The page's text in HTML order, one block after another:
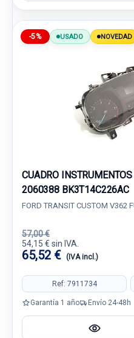
-5% USADO NOVEDAD
CUADRO
2060388 BK3T14C226AC
FORD TRANSIT CUSTOM V362
57,00 €
54,15 € sin IVA.
65,52 € (IVA incl.)
Ref: 7911734
Garantía 1 año Envío 24-48h